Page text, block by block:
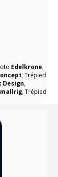
Edelkrone,
,Trépied
Design,
,Trépied